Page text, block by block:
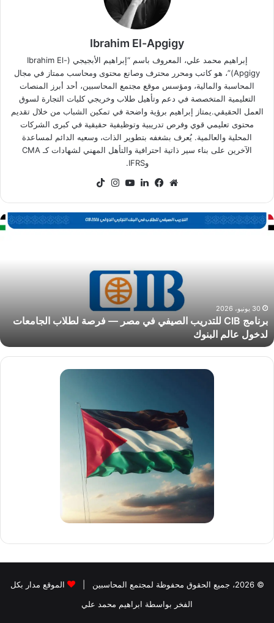
Ibrahim El-Apgigy
إبراهيم محمد علي، المعروف باسم “إبراهيم الأبجيجي (Ibrahim El-
Apgigy)”، هو كاتب ومحرر محترف وصانع محتوى ومحاسب ممتاز في مجال
المحاسبة والمالية، ومؤسس موقع مجتمع المحاسبين، أحد أبرز المنصات
التعليمية المتخصصة في دعم وتأهيل طلاب وخريجي كليات التجارة لسوق
العمل الحقيقي.يمتاز إبراهيم برؤية واضحة في تمكين الشباب من خلال تقديم
محتوى تعليمي قوي وفرص تدريبية وتوظيفية حقيقية في كبرى الشركات
المحلية والعالمية. يُعرف بشغفه بتطوير الذات، وسعيه الدائم لمساعدة
الآخرين على بناء سير ذاتية احترافية والتأهل المهني لشهادات كـ CMA
وIFRS.
موقعفيسبوكلينكدإن‫YouTube
انستقرام
برنامج
CIB
فرصة
لطلاب
الجامعات
لدخول
عالم
30 يونيو، 2026
برنامج CIB للتدريب الصيفي في مصر — فرصة لطلاب الجامعات
لدخول عالم البنوك
© 2026، جميع الحقوق محفوظة لمجتمع المحاسبين |
الموقع مدار بكل
الفخر بواسطة ابراهيم محمد علي